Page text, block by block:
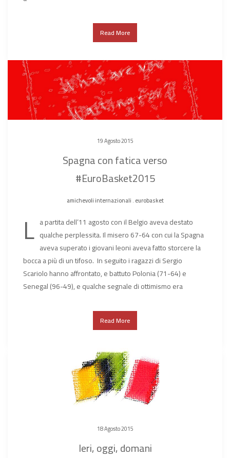
Read More
19 Agosto 2015
Spagna con fatica verso
#EuroBasket2015
amichevoli internazionali . eurobasket
L a partita dell’11 agosto con il Belgio aveva destato
qualche perplessita. Il misero 67-64 con cui la Spagna
aveva superato i giovani leoni aveva fatto storcere la
bocca a più di un tifoso. In seguito i ragazzi di Sergio
Scariolo hanno affrontato, e battuto Polonia (71-64) e
Senegal (96-49), e qualche segnale di ottimismo era
Read More
18 Agosto 2015
Ieri, oggi, domani